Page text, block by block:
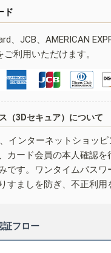
ド
、JCB、AMERICAN
利用いただけます。
（3Dセキュア）について
インターネットショッ
カード会員の本人確認
です。ワンタイムパスワ
すましを防ぎ、不正利用
証フロー